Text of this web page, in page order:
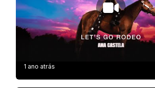
1 ano atrás